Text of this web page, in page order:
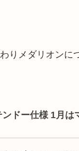
りメダリオンに
ドー仕様 1月は